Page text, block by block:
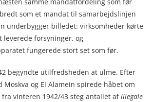
som et mandat til samarbejdslinjen
underbygger billedet: virksomheder kørte
leverede forsyninger, og
fungerede stort set som før.
begyndte utilfredsheden at ulme. Efter
Moskva og El Alamein spirede håbet om
vinteren 1942/43 steg antallet afillegale